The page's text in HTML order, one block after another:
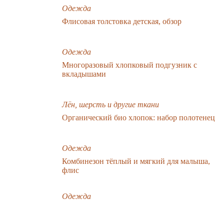
Одежда
Флисовая толстовка детская, обзор
Одежда
Многоразовый хлопковый подгузник с
вкладышами
Лён, шерсть и другие ткани
Органический био хлопок: набор полотенец
Одежда
Комбинезон тёплый и мягкий для малыша,
флис
Одежда